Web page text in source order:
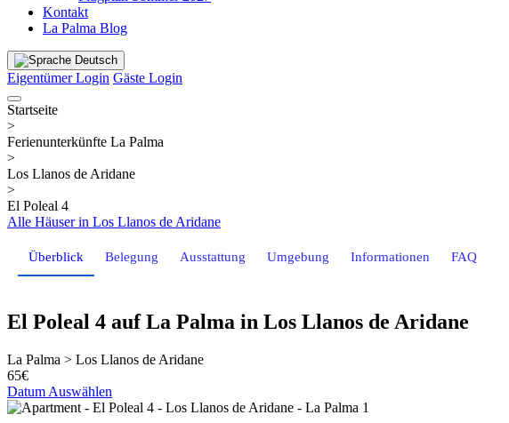
Kontakt
La Palma Blog
Deutsch
Eigentümer Login Gäste Login
Startseite
>
Ferienunterkünfte La Palma
>
Los Llanos de Aridane
>
El Poleal 4
Alle Häuser in Los Llanos de Aridane
Überblick Belegung Ausstattung Umgebung Informationen FAQ
El Poleal 4 auf La Palma in Los Llanos de Aridane
La Palma > Los Llanos de Aridane
65€
Datum Auswählen